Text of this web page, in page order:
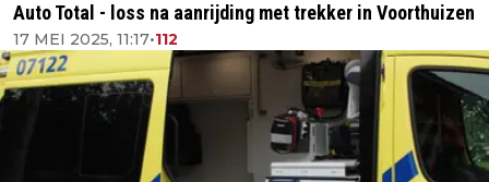
Auto Total - loss na aanrijding met trekker in Voorthuizen
17 MEI 2025, 11:17•112